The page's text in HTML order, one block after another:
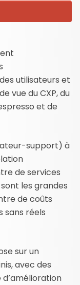
utilisateurs et
vue du CXP, du
et de
support) à
de services
les grandes
de coûts
sans réels
sur un
avec des